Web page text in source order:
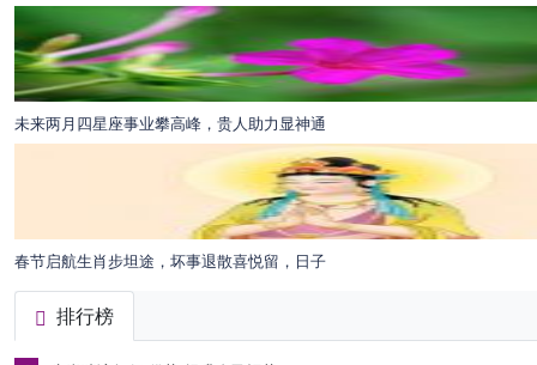
未来两月四星座事业攀高峰，贵人助力显神通
春节启航生肖步坦途，坏事退散喜悦留，日子
排行榜